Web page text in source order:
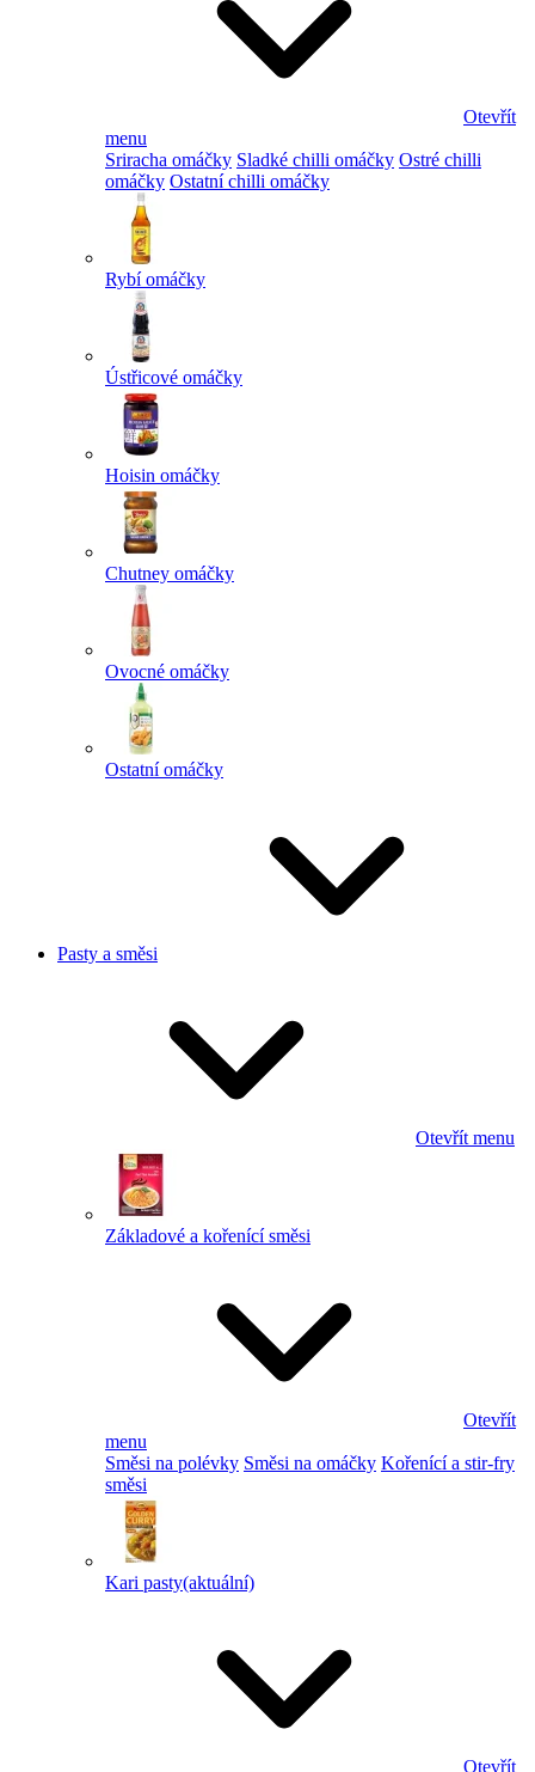
Otevřít
menu
Sriracha omáčky Sladké chilli omáčky Ostré chilli
omáčky Ostatní chilli omáčky
Rybí omáčky
Ústřicové omáčky
Hoisin omáčky
Chutney omáčky
Ovocné omáčky
Ostatní omáčky
Pasty a směsi
Otevřít menu
Základové a kořenící směsi
Otevřít
menu
Směsi na polévky Směsi na omáčky Kořenící a stir-fry
směsi
Kari pasty(aktuální)
Otevřít